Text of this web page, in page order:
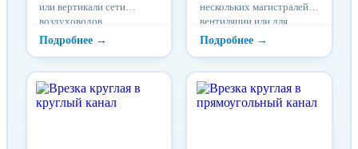
или вертикали сети
воздуховодов.
нескольких магистралей
вентиляции или для
создания ответвлений.